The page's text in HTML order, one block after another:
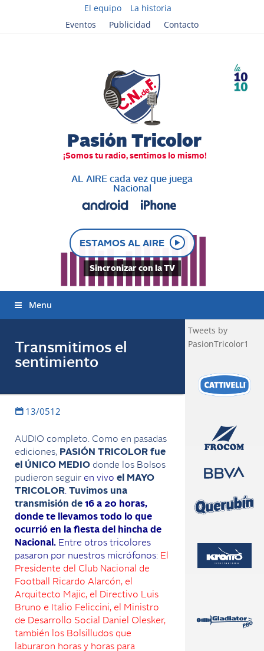
El equipo
La historia
Eventos
Publicidad Contacto
AL AIRE cada vez que juega
Nacional
ESTAMOS AL AIRE
Sincronizar con la TV
Menu
Transmitimos el
sentimiento
13/0512
AUDIO completo. Como en pasadas
ediciones, PASIÓN TRICOLOR fue
el ÚNICO MEDIO donde los Bolsos
pudieron seguir en vivo el MAYO
TRICOLOR. Tuvimos una
transmisión de 16 a 20 horas,
donde te llevamos todo lo que
ocurrió en la fiesta del hincha de
Nacional. Entre otros tricolores
pasaron por nuestros micrófonos: El
Presidente del Club Nacional de
Football Ricardo Alarcón, el
Arquitecto Majic, el Directivo Luis
Bruno e Italio Feliccini, el Ministro
de Desarrollo Social Daniel Olesker,
también los Bolsilludos que
laburaron horas y horas para
Tweets by
PasionTricolor1